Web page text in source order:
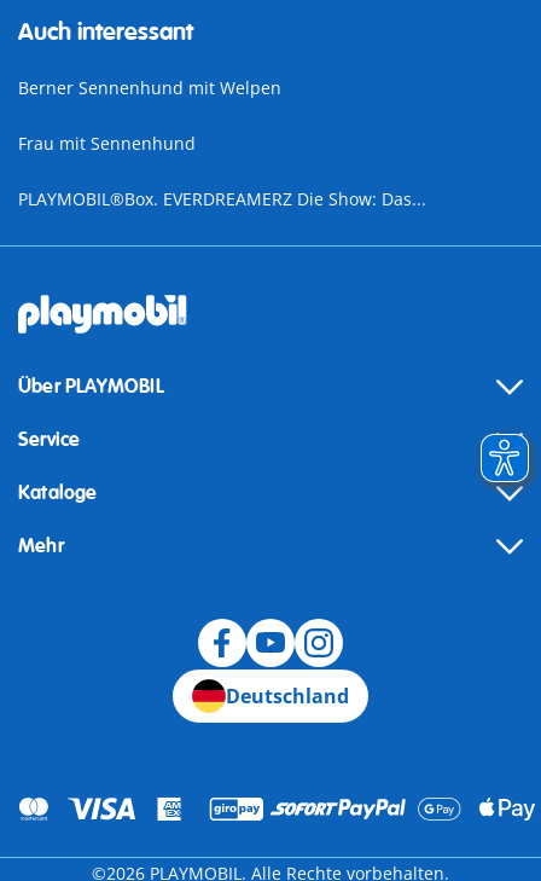
Auch interessant
Berner Sennenhund mit Welpen
Frau mit Sennenhund
PLAYMOBIL®Box. EVERDREAMERZ Die Show: Das...
Über PLAYMOBIL
Service
Kataloge
Mehr
Deutschland
©2026 PLAYMOBIL. Alle Rechte vorbehalten.